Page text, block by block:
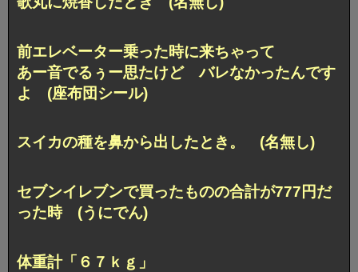
前エレベーター乗った時に来ちゃって
あー音でるぅー思たけど バレなかったんです
よ (座布団シール)
スイカの種を鼻から出したとき。 (名無し)
セブンイレブンで買ったものの合計が777円だ
った時 (うにでん)
体重計「６７ｋｇ」